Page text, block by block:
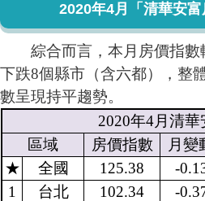
2020年4月「清華安
綜合而言，本月房價指數
下跌8個縣市（含六都），整
數呈現持平趨勢。
2020年4月清華
區域
房價指數 月變
★
全國 125.38 -
1
台北 102.34 -